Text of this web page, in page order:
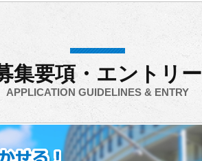
集要項・エントリー
APPLICATION GUIDELINES & ENTRY